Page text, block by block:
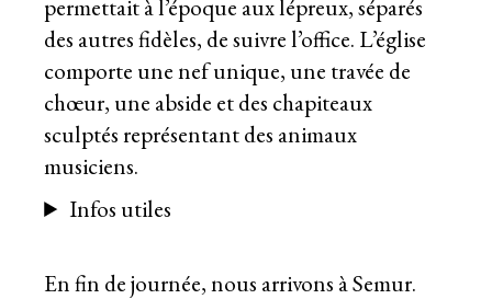
permettait à l’époque aux lépreux, séparés
des autres fidèles, de suivre l’office. L’église
comporte une nef unique, une travée de
chœur, une abside et des chapiteaux
sculptés représentant des animaux
musiciens.
Infos utiles
En fin de journée, nous arrivons à Semur.